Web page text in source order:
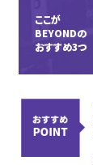
ここが
BEYONDの
おすすめ3つ